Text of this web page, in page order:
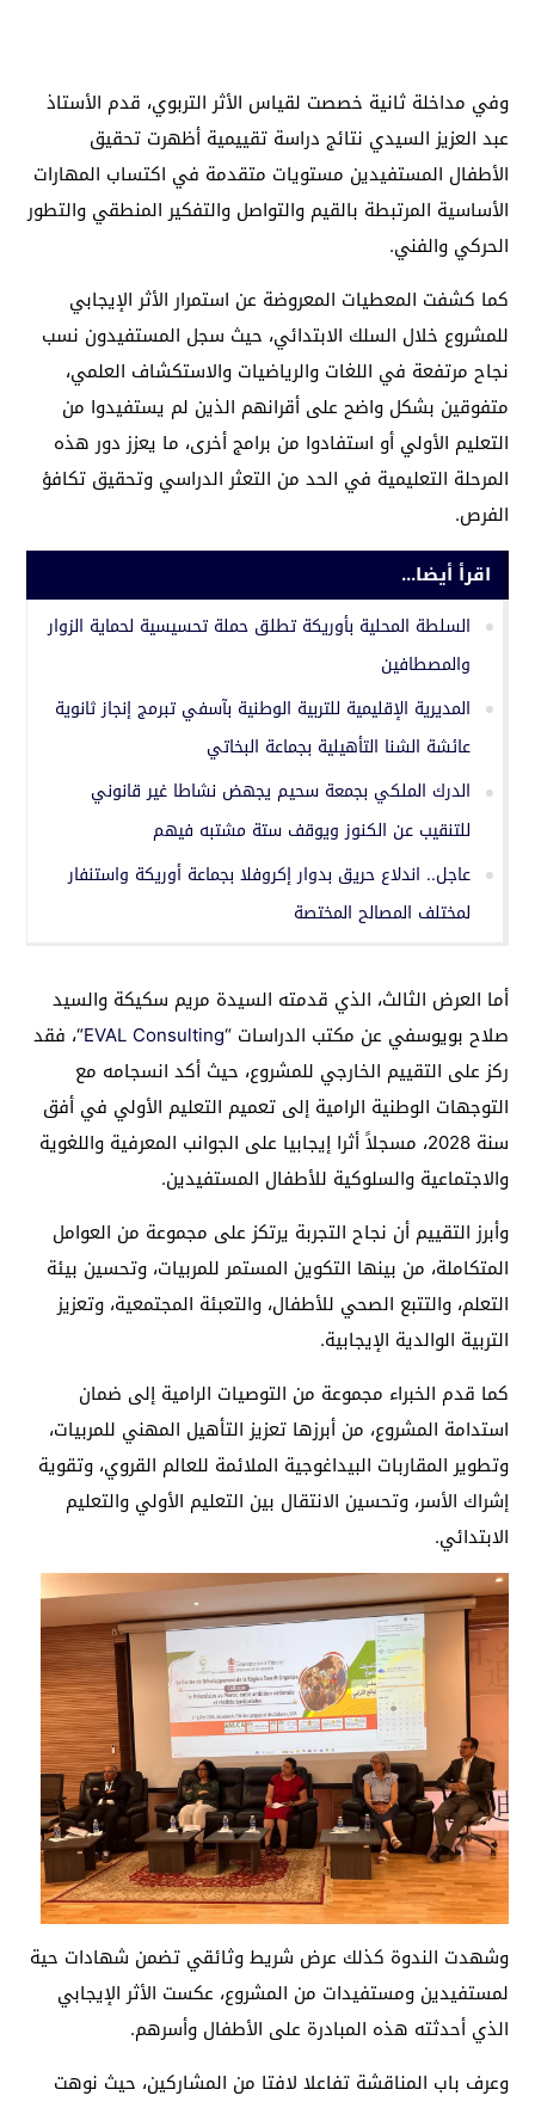
وفي مداخلة ثانية خصصت لقياس الأثر التربوي، قدم الأستاذ
عبد العزيز السيدي نتائج دراسة تقييمية أظهرت تحقيق
الأطفال المستفيدين مستويات متقدمة في اكتساب المهارات
الأساسية المرتبطة بالقيم والتواصل والتفكير المنطقي والتطور
الحركي والفني.
كما كشفت المعطيات المعروضة عن استمرار الأثر الإيجابي
للمشروع خلال السلك الابتدائي، حيث سجل المستفيدون نسب
نجاح مرتفعة في اللغات والرياضيات والاستكشاف العلمي،
متفوقين بشكل واضح على أقرانهم الذين لم يستفيدوا من
التعليم الأولي أو استفادوا من برامج أخرى، ما يعزز دور هذه
المرحلة التعليمية في الحد من التعثر الدراسي وتحقيق تكافؤ
الفرص.
اقرأ أيضا...
السلطة المحلية بأوريكة تطلق حملة تحسيسية لحماية الزوار
والمصطافين
المديرية الإقليمية للتربية الوطنية بآسفي تبرمج إنجاز ثانوية
عائشة الشنا التأهيلية بجماعة البخاتي
الدرك الملكي بجمعة سحيم يجهض نشاطا غير قانوني
للتنقيب عن الكنوز ويوقف ستة مشتبه فيهم
عاجل.. اندلاع حريق بدوار إكروفلا بجماعة أوريكة واستنفار
لمختلف المصالح المختصة
أما العرض الثالث، الذي قدمته السيدة مريم سكيكة والسيد
صلاح بويوسفي عن مكتب الدراسات “EVAL Consulting“، فقد
ركز على التقييم الخارجي للمشروع، حيث أكد انسجامه مع
التوجهات الوطنية الرامية إلى تعميم التعليم الأولي في أفق
سنة 2028، مسجلاً أثرا إيجابيا على الجوانب المعرفية واللغوية
والاجتماعية والسلوكية للأطفال المستفيدين.
وأبرز التقييم أن نجاح التجربة يرتكز على مجموعة من العوامل
المتكاملة، من بينها التكوين المستمر للمربيات، وتحسين بيئة
التعلم، والتتبع الصحي للأطفال، والتعبئة المجتمعية، وتعزيز
التربية الوالدية الإيجابية.
كما قدم الخبراء مجموعة من التوصيات الرامية إلى ضمان
استدامة المشروع، من أبرزها تعزيز التأهيل المهني للمربيات،
وتطوير المقاربات البيداغوجية الملائمة للعالم القروي، وتقوية
إشراك الأسر، وتحسين الانتقال بين التعليم الأولي والتعليم
الابتدائي.
وشهدت الندوة كذلك عرض شريط وثائقي تضمن شهادات حية
لمستفيدين ومستفيدات من المشروع، عكست الأثر الإيجابي
الذي أحدثته هذه المبادرة على الأطفال وأسرهم.
وعرف باب المناقشة تفاعلا لافتا من المشاركين، حيث نوهت